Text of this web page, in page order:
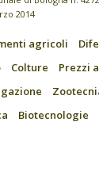
2014
agricoli
Colture
Prezzi
Biotecnologie